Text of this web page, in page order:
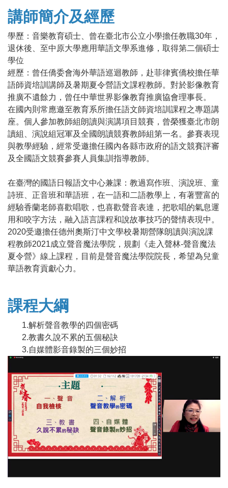
講師簡介及經歷
學歷：音樂教育碩士、曾在臺北市公立小學擔任教職30年，
退休後、至中原大學應用華語文學系進修，取得第二個碩士
學位
經歷：曾任僑委會海外華語巡迴教師，赴菲律賓僑校擔任華
語師資培訓講師及暑期夏令營語文課程教師。對於影像教育
推廣不遺餘力，曾任中華世界影像教育推廣協會理事長。
在國內則常應邀至教育系所擔任語文師資培訓課程之專題講
座。個人參加教師組朗讀與演講項目競賽，曾榮獲臺北市朗
讀組、演說組冠軍及全國朗讀競賽教師組第一名。參賽表現
與教學經驗，經常受邀擔任國內各縣市政府的語文競賽評審
及全國語文競賽參賽人員集訓指導教師。
在臺灣的國語日報語文中心兼課：教過寫作班、演說班、童
詩班、正音班和華語班，在一語和二語教學上，有著豐富的
經驗香蘭老師喜歡唱歌，也喜歡聲音表達，把歌唱的氣息運
用和咬字方法，融入語言課程和說故事技巧的聲情表現中。
2020受邀擔任德州奧斯汀中文學校暑期營隊朗讀與演說課
程教師2021成立聲音魔法學院，規劃《走入聲林-聲音魔法
夏令營》線上課程，目前是聲音魔法學院院長，希望為兒童
華語教育貢獻心力。
課程大綱
1.解析聲音教學的四個密碼
2.教書久說不累的五個秘訣
3.自媒體影音錄製的三個妙招